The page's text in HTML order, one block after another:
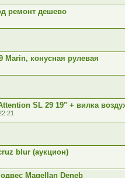
ремонт дешево
Marin, конусная рулевая
SL 29 19" + вилка
blur (аукцион)
Magellan Deneb